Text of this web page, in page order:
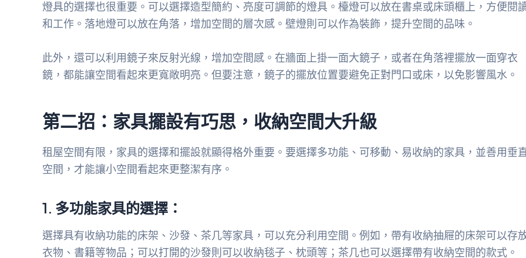
燈具的選擇也很重要。可以選擇造型簡約、亮度可調節的燈具。檯燈可以放在書桌或床頭櫃上，方便閱
和工作。落地燈可以放在角落，增加空間的層次感。壁燈則可以作為裝飾，提升空間的品味。
此外，還可以利用鏡子來反射光線，增加空間感。在牆面上掛一面大鏡子，或者在角落裡擺放一面穿衣
鏡，都能讓空間看起來更寬敞明亮。但要注意，鏡子的擺放位置要避免正對門口或床，以免影響風水。
第二招：家具擺設有巧思，收納空間大升級
租屋空間有限，家具的選擇和擺設就顯得格外重要。要選擇多功能、可移動、易收納的家具，並善用垂
空間，才能讓小空間看起來更整潔有序。
1. 多功能家具的選擇：
選擇具有收納功能的床架、沙發、茶几等家具，可以充分利用空間。例如，帶有收納抽屜的床架可以存
衣物、書籍等物品；可以打開的沙發則可以收納毯子、枕頭等；茶几也可以選擇帶有收納空間的款式。